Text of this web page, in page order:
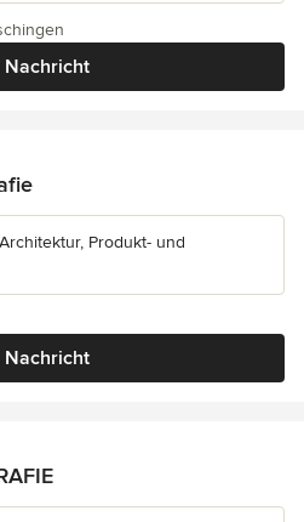
Nachricht
Produkt- und
Nachricht